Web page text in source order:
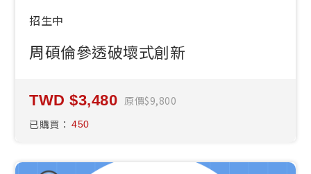
招生中
周碩倫參透破壞式創新
3,480 原價 9,800
已購買： 450